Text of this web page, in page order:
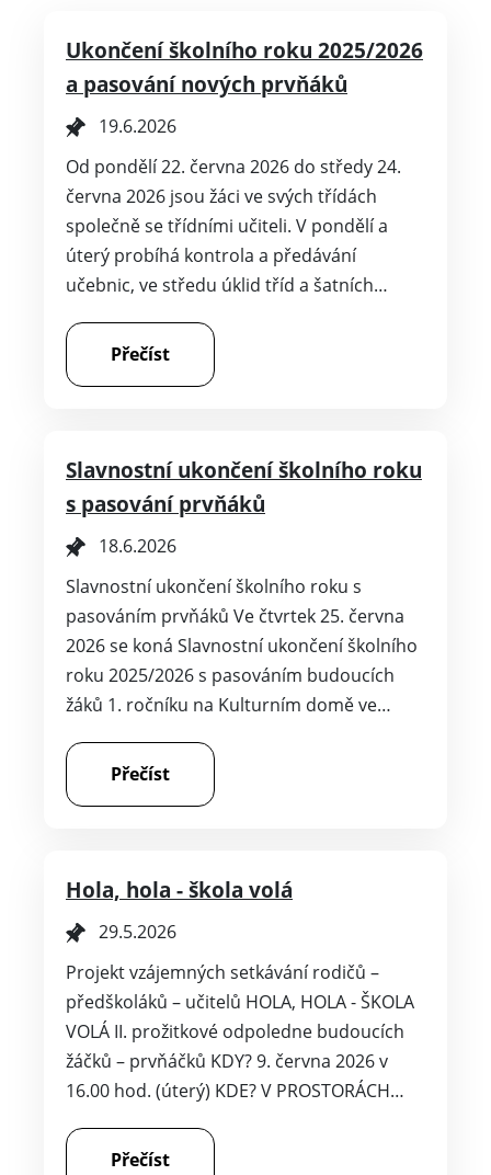
Ukončení školního roku 2025/2026
a pasování nových prvňáků
19.6.2026
Od pondělí 22. června 2026 do středy 24.
června 2026 jsou žáci ve svých třídách
společně se třídními učiteli. V pondělí a
úterý probíhá kontrola a předávání
učebnic, ve středu úklid tříd a šatních…
Přečíst
Slavnostní ukončení školního roku
s pasování prvňáků
18.6.2026
Slavnostní ukončení školního roku s
pasováním prvňáků Ve čtvrtek 25. června
2026 se koná Slavnostní ukončení školního
roku 2025/2026 s pasováním budoucích
žáků 1. ročníku na Kulturním domě ve…
Přečíst
Hola, hola - škola volá
29.5.2026
Projekt vzájemných setkávání rodičů –
předškoláků – učitelů HOLA, HOLA - ŠKOLA
VOLÁ II. prožitkové odpoledne budoucích
žáčků – prvňáčků KDY? 9. června 2026 v
16.00 hod. (úterý) KDE? V PROSTORÁCH…
Přečíst